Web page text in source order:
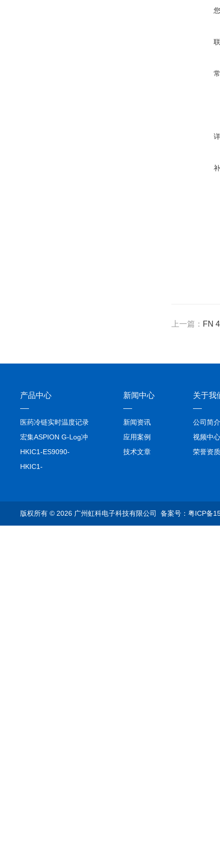
上一篇： FN
产品中心
医药冷链实时温度记录
仪TIVE Solo 5G
宏集ASPION G-Log冲
击记录仪
HKIC1-ES9090-
setA100/1000base-T1
HKIC1-
析仪
新闻中心
新闻资讯
应用案例
技术文章
关于我
公司简介
视频中心
荣誉资质
版权所有 © 2026 广州虹科电子科技有限公司 备案号：粤ICP备